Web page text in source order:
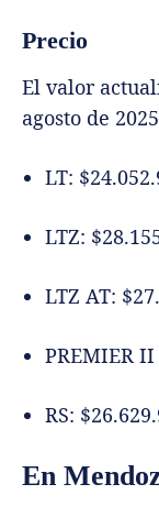
Precio
El valor
agosto de
LT:
LTZ:
LTZ AT:
PREMIER
RS:
En